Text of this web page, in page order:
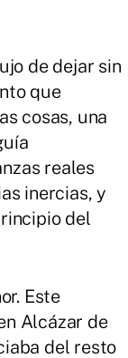
de dejar sin
que
cosas, una
reales
inercias, y
del
Este
Alcázar de
del resto